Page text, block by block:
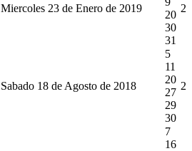
Miercoles 23 de Enero de 2019
20
30
31
2
Sabado 18 de Agosto de 2018
5
11
20
27
29
30
2
7
16